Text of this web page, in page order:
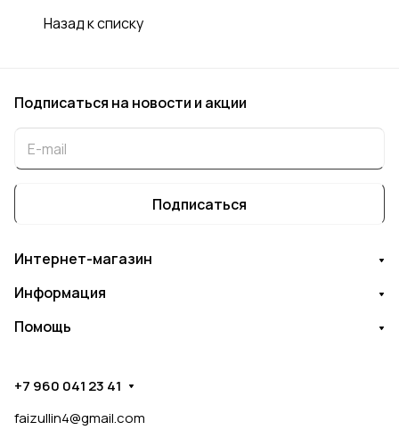
Назад к списку
Подписаться на новости и акции
Подписаться
Интернет-магазин
Информация
Помощь
+7 960 041 23 41
faizullin4@gmail.com